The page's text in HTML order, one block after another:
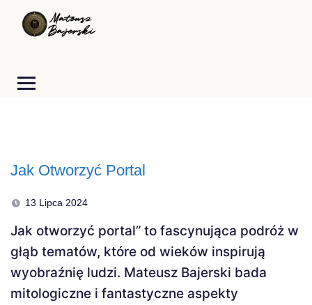
Jak Otworzyć Portal
13 Lipca 2024
Jak otworzyć portal” to fascynująca podróż w
głąb tematów, które od wieków inspirują
wyobraźnię ludzi. Mateusz Bajerski bada
mitologiczne i fantastyczne aspekty